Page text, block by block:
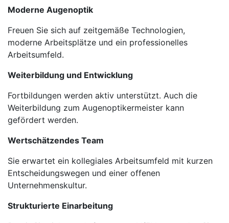
Moderne Augenoptik
Freuen Sie sich auf zeitgemäße Technologien,
moderne Arbeitsplätze und ein professionelles
Arbeitsumfeld.
Weiterbildung und Entwicklung
Fortbildungen werden aktiv unterstützt. Auch die
Weiterbildung zum Augenoptikermeister kann
gefördert werden.
Wertschätzendes Team
Sie erwartet ein kollegiales Arbeitsumfeld mit kurzen
Entscheidungswegen und einer offenen
Unternehmenskultur.
Strukturierte Einarbeitung